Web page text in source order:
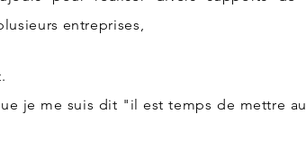
entreprises,
je me suis dit "il est temps de mettre au